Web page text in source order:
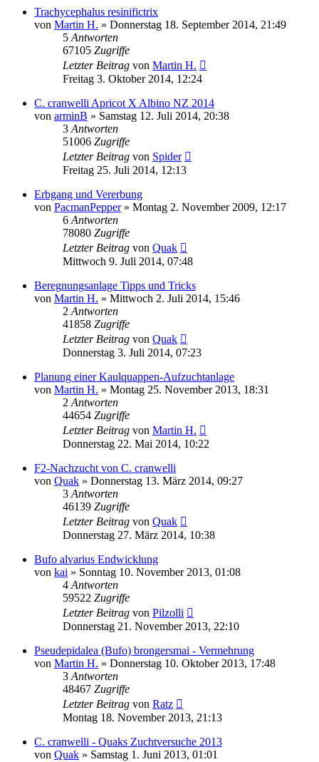
Trachycephalus resinifictrix
von Martin H. » Donnerstag 18. September 2014, 21:49
5 Antworten
67105 Zugriffe
Letzter Beitrag von Martin H.
Freitag 3. Oktober 2014, 12:24
C. cranwelli Apricot X Albino NZ 2014
von arminB » Samstag 12. Juli 2014, 20:38
3 Antworten
51006 Zugriffe
Letzter Beitrag von Spider
Freitag 25. Juli 2014, 12:13
Erbgang und Vererbung
von PacmanPepper» Montag 2. November 2009, 12:17
6 Antworten
78080 Zugriffe
Letzter Beitrag von Quak
Mittwoch 9. Juli 2014, 07:48
Beregnungsanlage Tipps und Tricks
von Martin H. » Mittwoch 2. Juli 2014, 15:46
2 Antworten
41858 Zugriffe
Letzter Beitrag von Quak
Donnerstag 3. Juli 2014, 07:23
Planung einer Kaulquappen-Aufzuchtanlage
von Martin H. » Montag 25. November 2013, 18:31
2 Antworten
44654 Zugriffe
Letzter Beitrag von Martin H.
Donnerstag 22. Mai 2014, 10:22
F2-Nachzucht von C. cranwelli
von Quak » Donnerstag 13. März 2014, 09:27
3 Antworten
46139 Zugriffe
Letzter Beitrag von Quak
Donnerstag 27. März 2014, 10:38
Bufo alvarius Endwicklung
von kai » Sonntag 10. November 2013, 01:08
4 Antworten
59522 Zugriffe
Letzter Beitrag von Pilzolli
Donnerstag 21. November 2013, 22:10
Pseudepidalea (Bufo) brongersmai - Vermehrung
von Martin H. » Donnerstag 10. Oktober 2013, 17:48
3 Antworten
48467 Zugriffe
Letzter Beitrag von Ratz
Montag 18. November 2013, 21:13
C. cranwelli - Quaks Zuchtversuche 2013
von Quak » Samstag 1. Juni 2013, 01:01